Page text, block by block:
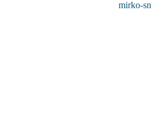
mirko-sn